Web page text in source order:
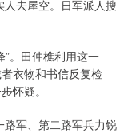
去屋空。日军派人搜
”。田仲樵利用这一
衣物和书信反复检
怀疑。
军、第二路军兵力锐